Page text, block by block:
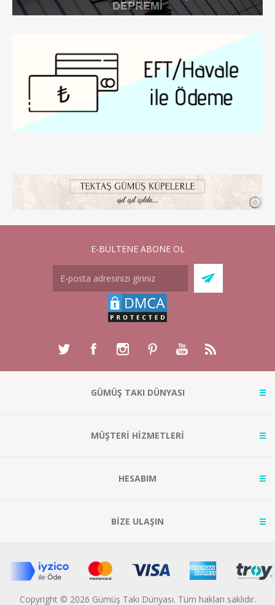
E-BÜLTENE ABONE OL
GÜMÜŞ TAKI DÜNYASI
MÜŞTERİ HİZMETLERİ
HESABIM
BİZE ULAŞIN
Copyright © 2026 Gümüş Takı Dünyası. Tüm hakları saklıdır.